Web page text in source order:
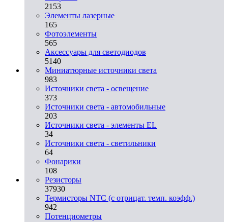
2153
Элементы лазерные
165
Фотоэлементы
565
Аксессуары для светодиодов
5140
Миниатюрные источники света
983
Источники света - освещение
373
Источники света - автомобильные
203
Источники света - элементы EL
34
Источники света - светильники
64
Фонарики
108
Резисторы
37930
Термисторы NTC (с отрицат. темп. коэфф.)
942
Потенциометры